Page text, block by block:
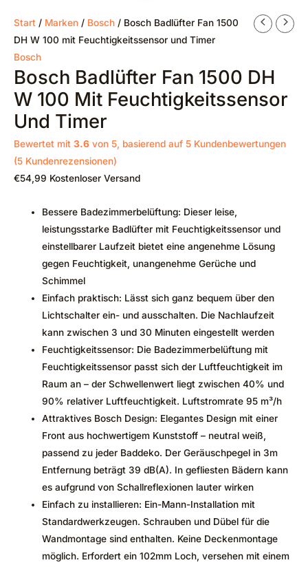
Start / Marken / Bosch / Bosch Badlüfter Fan 1500
DH W 100 mit Feuchtigkeitssensor und Timer
Bosch
Bosch Badlüfter Fan 1500 DH
W 100 Mit Feuchtigkeitssensor
Und Timer
Bewertet mit 3.6 von 5, basierend auf 5 Kundenbewertungen
(5 Kundenrezensionen)
€54,99 Kostenloser Versand
Bessere Badezimmerbelüftung: Dieser leise,
leistungsstarke Badlüfter mit Feuchtigkeitssensor und
einstellbarer Laufzeit bietet eine angenehme Lösung
gegen Feuchtigkeit, unangenehme Gerüche und
Schimmel
Einfach praktisch: Lässt sich ganz bequem über den
Lichtschalter ein- und ausschalten. Die Nachlaufzeit
kann zwischen 3 und 30 Minuten eingestellt werden
Feuchtigkeitssensor: Die Badezimmerbelüftung mit
Feuchtigkeitssensor passt sich der Luftfeuchtigkeit im
Raum an – der Schwellenwert liegt zwischen 40% und
90% relativer Luftfeuchtigkeit. Luftstromrate 95 m³/h
Attraktives Bosch Design: Elegantes Design mit einer
Front aus hochwertigem Kunststoff – neutral weiß,
passend zu jeder Baddeko. Der Geräuschpegel in 3m
Entfernung beträgt 39 dB(A). In gefliesten Bädern kann
es aufgrund von Schallreflexionen lauter wirken
Einfach zu installieren: Ein-Mann-Installation mit
Standardwerkzeugen. Schrauben und Dübel für die
Wandmontage sind enthalten. Keine Deckenmontage
möglich. Erfordert ein 102mm Loch, versehen mit einem